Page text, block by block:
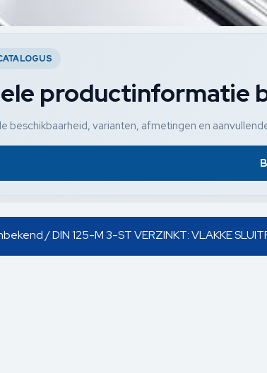
productinformatie
beschikbaarheid, varianten, afmetingen en
/ DIN 125-M 3-ST VERZINKT: VLAKKE